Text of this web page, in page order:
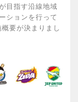
目指す沿線地域
ションを行って
要が決まりまし